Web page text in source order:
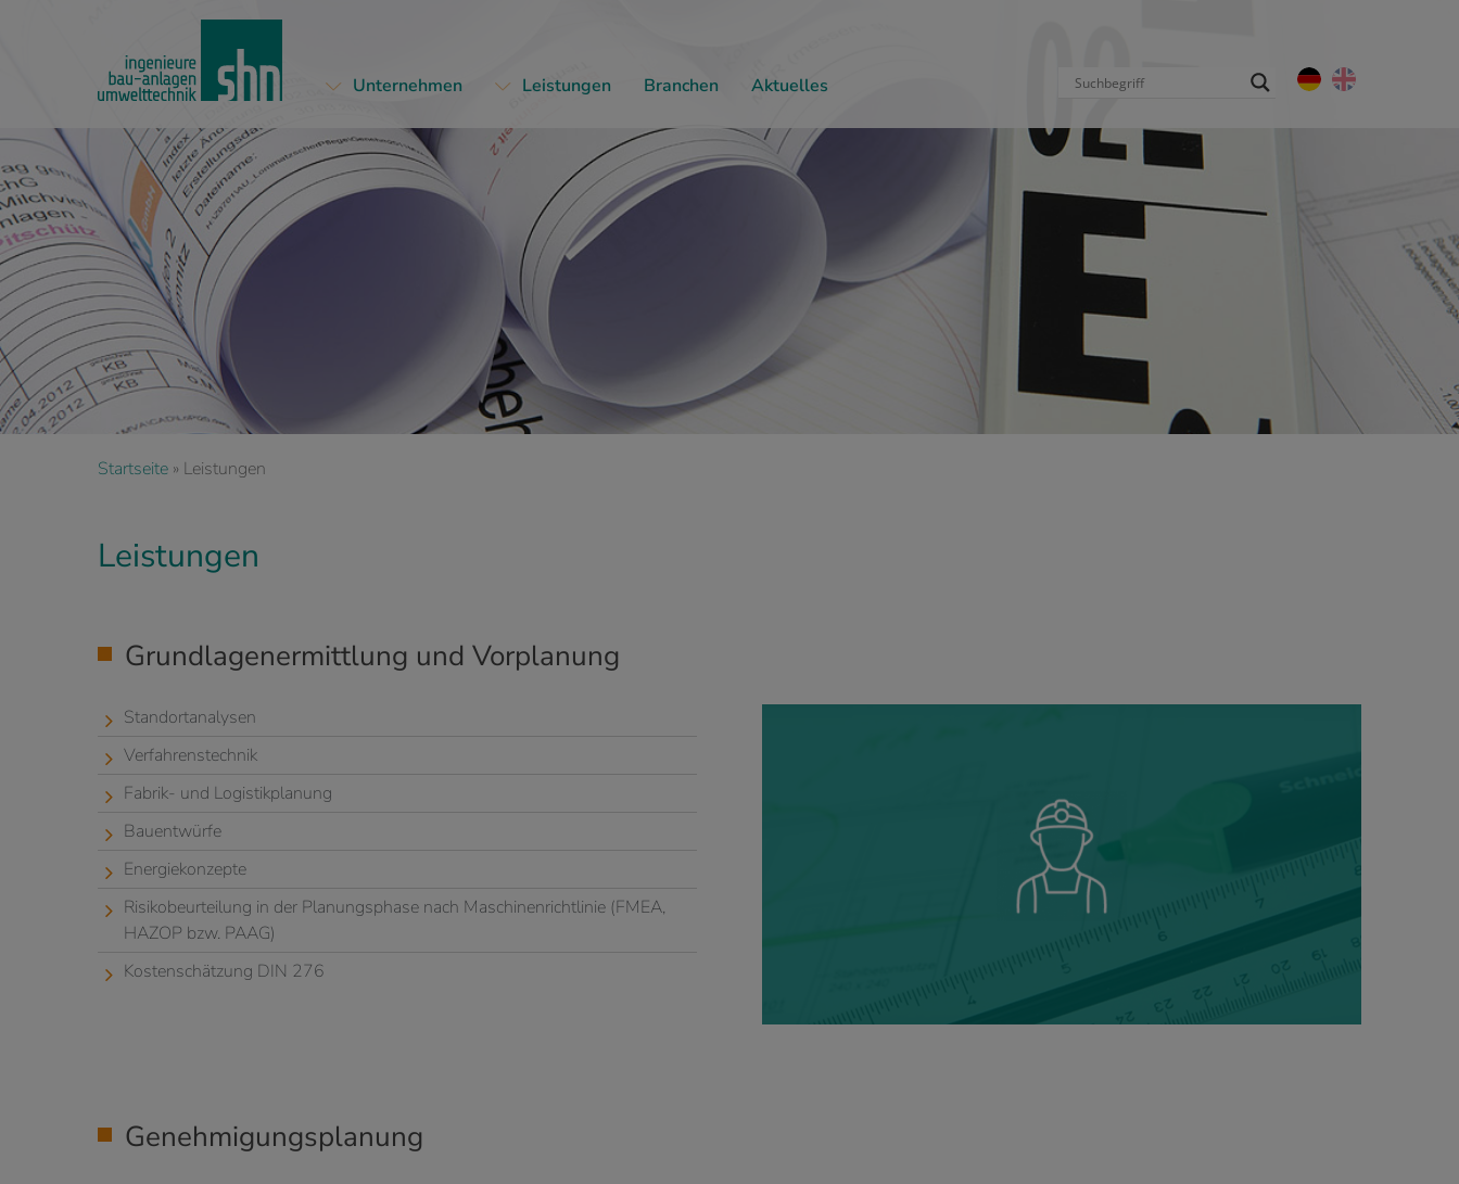
Unternehmen Leistungen Branchen Aktuelles
Startseite » Leistungen
Leistungen
Grundlagenermittlung und Vorplanung
Standortanalysen
Verfahrenstechnik
Fabrik- und Logistikplanung
Bauentwürfe
Energiekonzepte
Risikobeurteilung in der Planungsphase nach Maschinenrichtlinie (FMEA,
HAZOP bzw. PAAG)
Kostenschätzung DIN 276
Genehmigungsplanung